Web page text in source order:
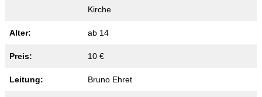
Kirche
Alter: ab 14
Preis: 10 €
Leitung: Bruno Ehret